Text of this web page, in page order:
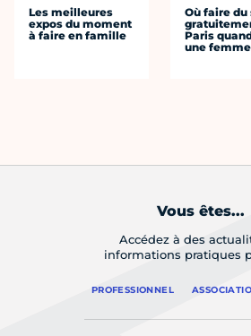
Les meilleures
expos du moment
à faire en famille
Où faire du
Paris
une
Vous êtes...
Accédez à des
informations pratiques
PROFESSIONNEL